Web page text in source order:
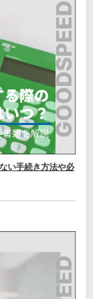
い手続き方法や必